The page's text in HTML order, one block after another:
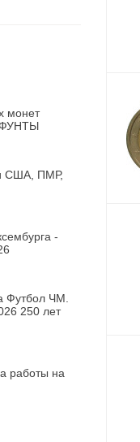
монет
ФУНТЫ
США, ПМР,
-
Футбол ЧМ.
250 лет
работы на